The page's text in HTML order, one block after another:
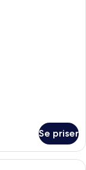
Se priser